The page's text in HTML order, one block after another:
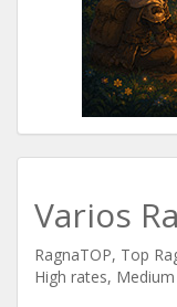
Varios
RagnaTOP, Top
High rates,